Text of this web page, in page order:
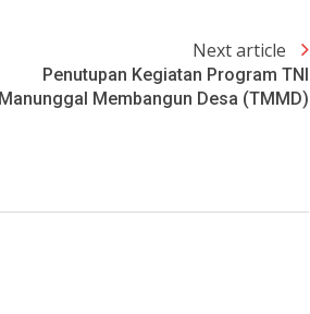
Next article
Penutupan Kegiatan Program TNI
Manunggal Membangun Desa (TMMD)